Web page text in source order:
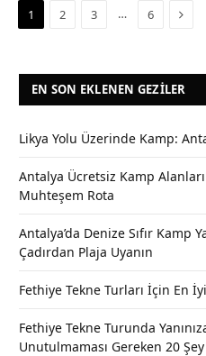
1 2 3 … 6 Next
EN SON EKLENEN GEZILER
Likya Yolu Üzerinde Kamp:
Antalya Ücretsiz Kamp
Muhteşem Rota
Antalya’da Denize Sıfır Kamp
Çadırdan Plaja Uyanın
Fethiye Tekne Turları İçin En
Fethiye Tekne Turunda
Unutulmaması Gereken 20 Şey